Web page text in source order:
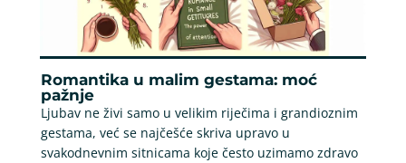
Romantika u malim gestama: moć
pažnje
Ljubav ne živi samo u velikim riječima i grandioznim
gestama, već se najčešće skriva upravo u
svakodnevnim sitnicama koje često uzimamo zdravo